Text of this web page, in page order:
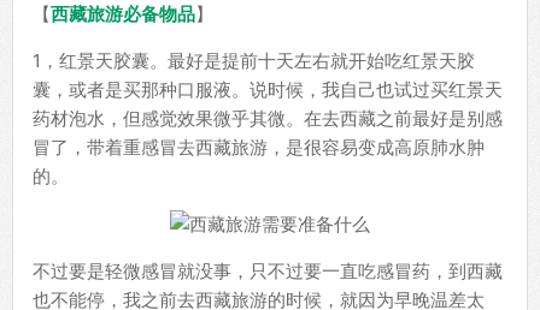
【西藏旅游必备物品】
1，红景天胶囊。最好是提前十天左右就开始吃红景天胶
囊，或者是买那种口服液。说时候，我自己也试过买红景天
药材泡水，但感觉效果微乎其微。 在去西藏之前最好是别感
冒了，带着重感冒去西藏旅游，是很容易变成高原肺水肿
的。
不过要是轻微感冒就没事，只不过要一直吃感冒药，到西藏
也不能停，我之前去西藏旅游的时候，就因为早晚温差太